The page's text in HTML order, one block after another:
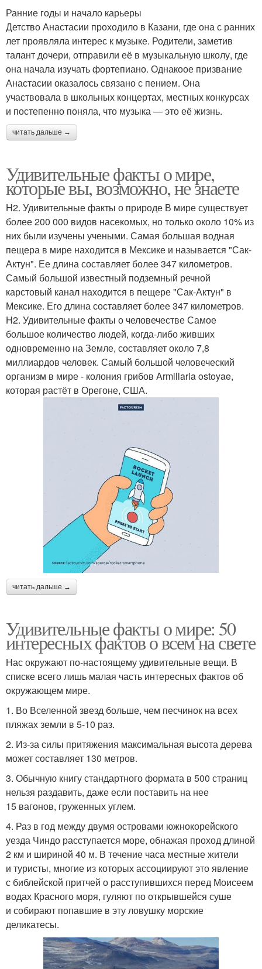
Ранние годы и начало карьеры
Детство Анастасии проходило в Казани, где она с ранних
лет проявляла интерес к музыке. Родители, заметив
талант дочери, отправили её в музыкальную школу, где
она начала изучать фортепиано. Однакоое призвание
Анастасии оказалось связано с пением. Она
участвовала в школьных концертах, местных конкурсах
и постепенно поняла, что музыка — это её жизнь.
читать дальше →
Удивительные факты о мире,
которые вы, возможно, не знаете
H2. Удивительные факты о природе В мире существует
более 200 000 видов насекомых, но только около 10% из
них были изучены учеными. Самая большая водная
пещера в мире находится в Мексике и называется "Сак-
Актун". Ее длина составляет более 347 километров.
Самый большой известный подземный речной
карстовый канал находится в пещере "Сак-Актун" в
Мексике. Его длина составляет более 347 километров.
H2. Удивительные факты о человечестве Самое
большое количество людей, когда-либо живших
одновременно на Земле, составляет около 7,8
миллиардов человек. Самый большой человеческий
организм в мире - колония грибов Armillaria ostoyae,
которая растёт в Орегоне, США.
читать дальше →
Удивительные факты о мире: 50
интересных фактов о всем на свете
Нас окружают по-настоящему удивительные вещи. В
списке всего лишь малая часть интересных фактов об
окружающем мире.
1. Во Вселенной звезд больше, чем песчинок на всех
пляжах земли в 5-10 раз.
2. Из-за силы притяжения максимальная высота дерева
может составляет 130 метров.
3. Обычную книгу стандартного формата в 500 страниц
нельзя раздавить, даже если поставить на нее
15 вагонов, груженных углем.
4. Раз в год между двумя островами южнокорейского
уезда Чиндо расступается море, обнажая проход длиной
2 км и шириной 40 м. В течение часа местные жители
и туристы, многие из которых ассоциируют это явление
с библейской притчей о расступившихся перед Моисеем
водах Красного моря, гуляют по открывшейся суше
и собирают попавшие в эту ловушку морские
деликатесы.